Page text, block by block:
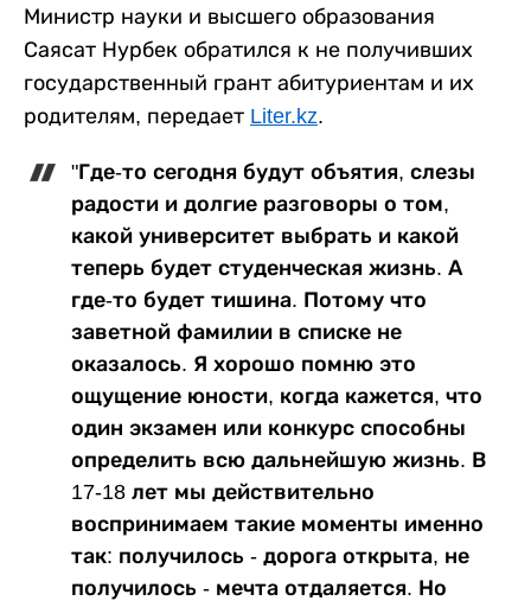
Министр науки и высшего образования
Саясат Нурбек обратился к не получивших
государственный грант абитуриентам и их
родителям, передает Liter.kz.
"Где-то сегодня будут объятия, слезы
радости и долгие разговоры о том,
какой университет выбрать и какой
теперь будет студенческая жизнь. А
где-то будет тишина. Потому что
заветной фамилии в списке не
оказалось. Я хорошо помню это
ощущение юности, когда кажется, что
один экзамен или конкурс способны
определить всю дальнейшую жизнь. В
17-18 лет мы действительно
воспринимаем такие моменты именно
так: получилось - дорога открыта, не
получилось - мечта отдаляется. Но